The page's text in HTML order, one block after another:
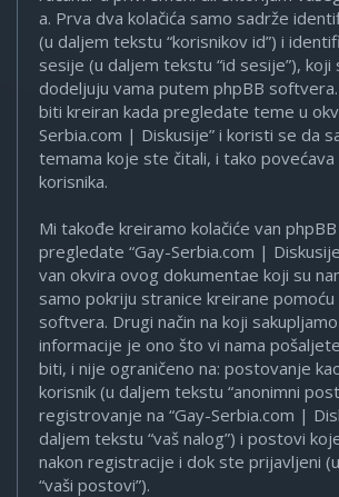
a. Prva dva kolačića samo sadrže
(u daljem tekstu “korisnikov id”) i
sesije (u daljem tekstu “id sesije”),
dodeljuju vama putem phpBB
biti kreiran kada pregledate teme u
Serbia.com | Diskusije” i koristi se da
temama koje ste čitali, i tako povećava
korisnika.
Mi takođe kreiramo kolačiće van
pregledate “Gay-Serbia.com |
van okvira ovog dokumentae koji su
samo pokriju stranice kreirane pomoću
softvera. Drugi način na koji
informacije je ono što vi nama
biti, i nije ograničeno na: postovanje
korisnik (u daljem tekstu “anonimni
registrovanje na “Gay-Serbia.com |
daljem tekstu “vaš nalog”) i postovi
nakon registracije i dok ste prijavljeni
“vaši postovi”).